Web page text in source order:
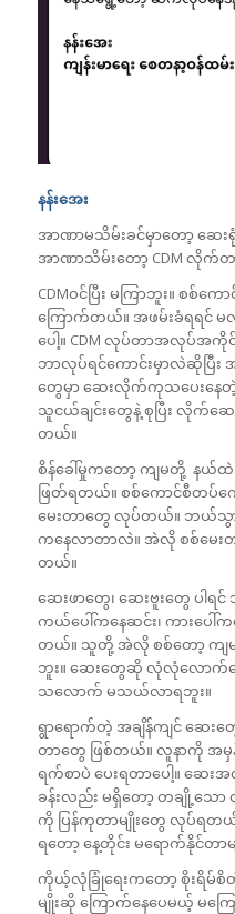
နန်းအေး
အာဏာမသိမ်းခင်မှာတော့ ဆေ
အာဏာသိမ်းတော့ CDM လိုက်
CDMဝင်ပြီး မကြာဘူး။ စစ်က
ကြောက်တယ်။ အဖမ်းခံရရင် မ
ပေါ့။ CDM လုပ်တာအလုပ်အ
ဘာလုပ်ရင်ကောင်းမှာလဲဆိုပြီး
တွေမှာ ဆေးလိုက်ကုသပေးနေတဲ့
သူငယ်ချင်းတွေနဲ့ စုပြီး လိုက်
တယ်။
စိန်ခေါ်မှုကတော့ ကျမတို့ နယ်
ဖြတ်ရတယ်။ စစ်ကောင်စီတပ်က
မေးတာတွေ လုပ်တယ်။ ဘယ်သွ
ကနေလာတာလဲ။ အဲလို စစ်မေး
တယ်။
ဆေးဖာတွေ၊ ဆေးဗူးတွေ ပါ
ကယ်ပေါ်ကနေဆင်း၊ ကားပေါ်က
တယ်။ သူတို့ အဲလို စစ်တော့ က
ဘူး။ ဆေးတွေဆို လုံလုံလော
သလောက် မသယ်လာရဘူး။
ရွာ‌ရောက်တဲ့ အချိန်ကျင် ဆေး
တာတွေ ဖြစ်တယ်။ လူနာကို အမှန်
ရက်စာပဲ ပေးရတာပေါ့။ ဆေး
ခန်းလည်း မရှိတော့ တချို့သေ
ကို ပြန်ကုတာမျိုးတွေ လုပ်ရတ
ရတော့ နေ့တိုင်း မ‌ရောက်နိုင်တာ
ကိုယ့်လုံခြုံရေးကတော့ စိုးရိမ်စိ
မျိုးဆို ကြောက်နေပေမယ့် မက